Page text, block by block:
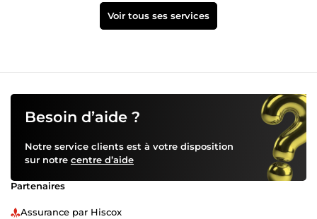
Voir tous ses services
Besoin d’aide ?
Notre service clients est à votre disposition
sur notre centre d’aide
Partenaires
Assurance par Hiscox